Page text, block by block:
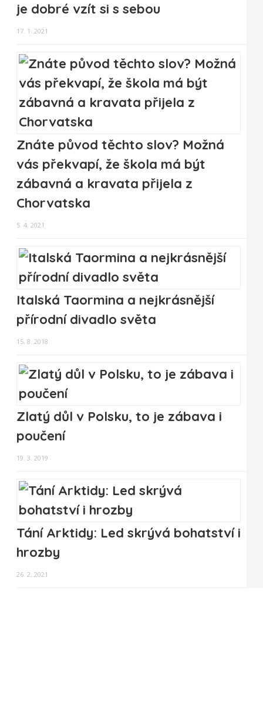
je dobré vzít si s sebou
17. 1. 2021
Znáte původ těchto slov? Možná
vás překvapí, že škola má být
zábavná a kravata přijela z
Chorvatska
5. 4. 2021
Italská Taormina a nejkrásnější
přírodní divadlo světa
15. 8. 2018
Zlatý důl v Polsku, to je zábava i
poučení
19. 3. 2019
Tání Arktidy: Led skrývá bohatství i
hrozby
26. 2. 2021